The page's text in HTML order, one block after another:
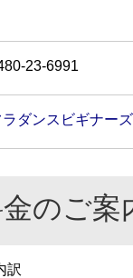
23-6991
ラダンスビギナー
のご案
訳